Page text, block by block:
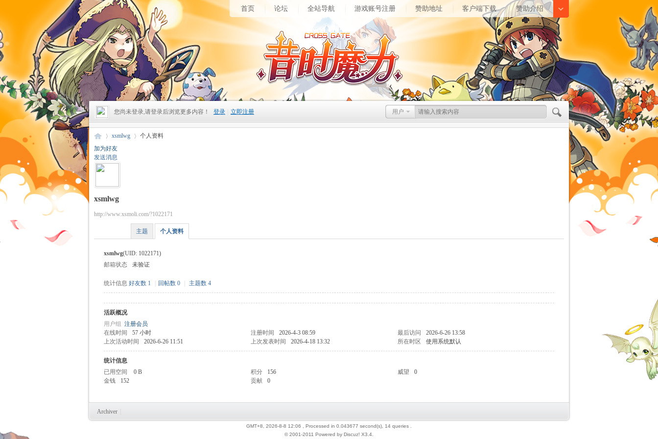
首页 论坛 全站导航 游戏账号注册 赞助地址 客户端下载 赞助介绍
用户
您尚未登录,请登录后浏览更多内容！ 登录 立即注册
xsmlwg
个人资料
加为好友
发送消息
xsmlwg
http://www.xsmoli.com/?1022171
主题 个人资料
xsmlwg(UID: 1022171)
邮箱状态
未验证
统计信息 好友数 1 回帖数 0 主题数 4
活跃概况
用户组 注册会员
在线时间
57 小时 注册时间 2026-4-3 08:59 最后访问
2026-6-26 13:58
上次活动时间
2026-6-26 11:51 上次发表时间 2026-4-18 13:32 所在时区 使用系统默认
统计信息
已用空间
0 B 积分 156 威望
0
金钱
152 贡献 0
Archiver
GMT+8, 2026-8-8 12:06
, Processed in 0.043677 second(s), 14 queries .
© 2001-2011 Powered by Discuz! X3.4